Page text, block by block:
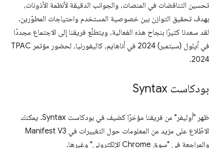
تحسين التناقضات في المنصات، والجوانب الدقيقة لأنظمة الأذونات،
بهدف تحقيق التوازن بين خصوصية المستخدم واحتياجات المطوّرين.
لقد سعدنا كثيرًا بنجاح هذه الفعالية، ويتطلّع فريقنا إلى الاجتماع مجددًا
في أيلول (سبتمبر) 2024 في أناهايم، كاليفورنيا، لحضور مؤتمر TPAC
2024.
بودكاست Syntax
ظهر "أوليفر" من فريقنا مؤخرًا كضيف في بودكاست Syntax. يمكنك
الاطّلاع على مزيد من المعلومات حول التغييرات في Manifest V3
والمراجعة في "سوق Chrome الإلكتروني" وغيرها.